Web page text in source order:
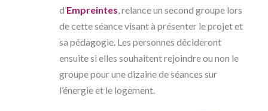
d’Empreintes , relance un second groupe lors
de cette séance visant à présenter le projet et
sa pédagogie. Les personnes décideront
ensuite si elles souhaitent rejoindre ou non le
groupe pour une dizaine de séances sur
l’énergie et le logement.